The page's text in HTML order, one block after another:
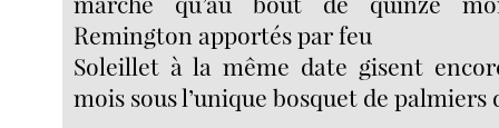
Remington apportés par feu
Soleillet à la même date gisent
mois sous l’unique bosquet de palmiers